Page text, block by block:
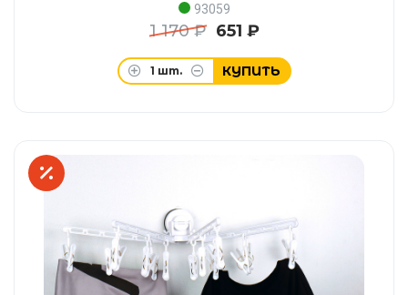
93059
1 170 ₽ 651 ₽
1 шт. КУПИТЬ